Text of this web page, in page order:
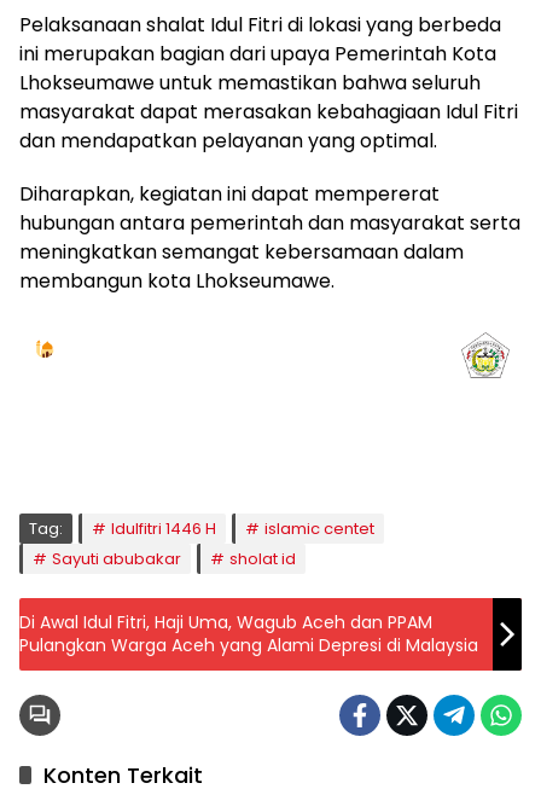
Pelaksanaan shalat Idul Fitri di lokasi yang berbeda
ini merupakan bagian dari upaya Pemerintah Kota
Lhokseumawe untuk memastikan bahwa seluruh
masyarakat dapat merasakan kebahagiaan Idul Fitri
dan mendapatkan pelayanan yang optimal.
Diharapkan, kegiatan ini dapat mempererat
hubungan antara pemerintah dan masyarakat serta
meningkatkan semangat kebersamaan dalam
membangun kota Lhokseumawe.
Tag: Idulfitri 1446 H
islamic centet
Sayuti abubakar
sholat id
Di Awal Idul Fitri, Haji Uma, Wagub Aceh dan PPAM
Pulangkan Warga Aceh yang Alami Depresi di Malaysia
Konten Terkait